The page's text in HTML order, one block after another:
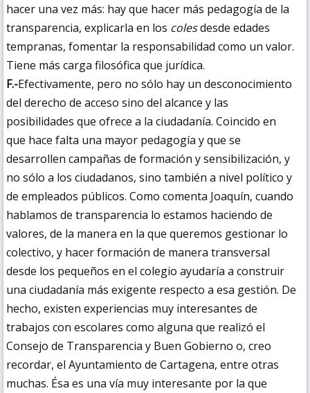
hacer una vez más: hay que hacer más pedagogía de la
transparencia, explicarla en los colesdesde edades
tempranas, fomentar la responsabilidad como un valor.
Tiene más carga filosófica que jurídica.
F.-Efectivamente, pero no sólo hay un desconocimiento
del derecho de acceso sino del alcance y las
posibilidades que ofrece a la ciudadanía. Coincido en
que hace falta una mayor pedagogía y que se
desarrollen campañas de formación y sensibilización, y
no sólo a los ciudadanos, sino también a nivel político y
de empleados públicos. Como comenta Joaquín, cuando
hablamos de transparencia lo estamos haciendo de
valores, de la manera en la que queremos gestionar lo
colectivo, y hacer formación de manera transversal
desde los pequeños en el colegio ayudaría a construir
una ciudadanía más exigente respecto a esa gestión. De
hecho, existen experiencias muy interesantes de
trabajos con escolares como alguna que realizó el
Consejo de Transparencia y Buen Gobierno o, creo
recordar, el Ayuntamiento de Cartagena, entre otras
muchas. Ésa es una vía muy interesante por la que